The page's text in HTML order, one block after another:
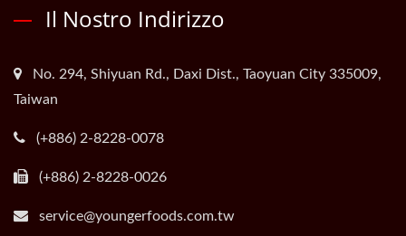
Il Nostro Indirizzo
No. 294, Shiyuan Rd., Daxi Dist., Taoyuan City 335009,
Taiwan
(+886) 2-8228-0078
(+886) 2-8228-0026
service@youngerfoods.com.tw